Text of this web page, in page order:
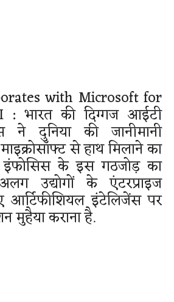
with Microsoft for
: भारत की दिग्गज आईटी
ने दुनिया की जानीमानी
से हाथ मिलाने का
इंफोसिस के इस गठजोड़ का
उद्योगों के एंटरप्राइज
इंटेलिजेंस पर
मुहैया कराना है.